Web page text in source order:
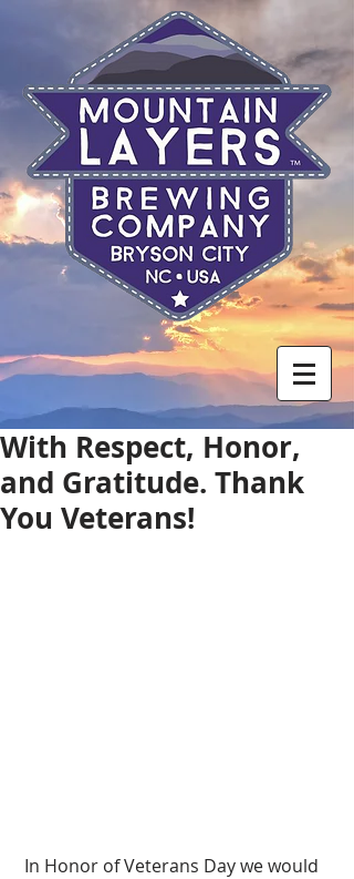
With Respect, Honor,
and Gratitude. Thank
You Veterans!